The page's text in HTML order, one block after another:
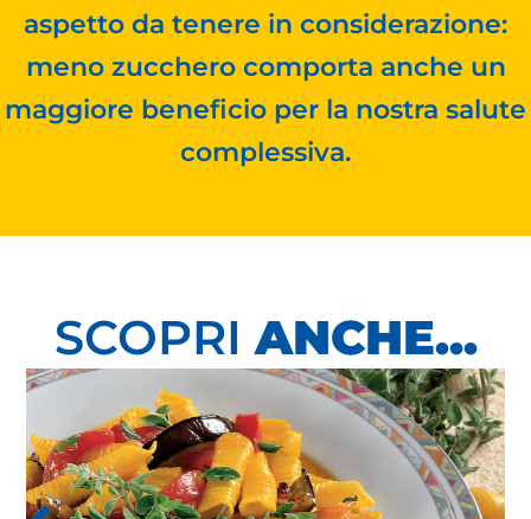
aspetto da tenere in considerazione:
meno zucchero comporta anche un
maggiore beneficio per la nostra salute
complessiva.
SCOPRIANCHE...